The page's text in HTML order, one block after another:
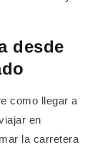
desde
como llegar a
en
la carretera